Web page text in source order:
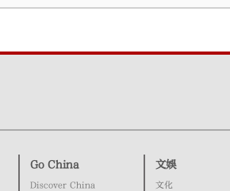
Go China
Discover China
文娛
文化